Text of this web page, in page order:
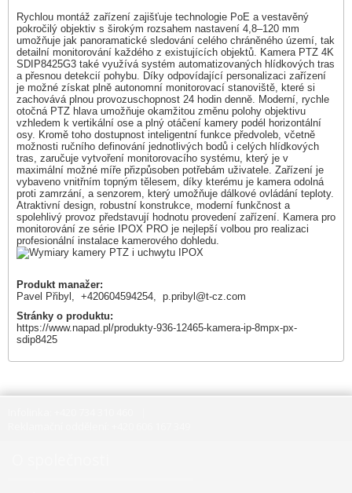
Rychlou montáž zařízení zajišťuje technologie PoE a vestavěný
pokročilý objektiv s širokým rozsahem nastavení 4,8–120 mm
umožňuje jak panoramatické sledování celého chráněného území, tak
detailní monitorování každého z existujících objektů. Kamera PTZ 4K
SDIP8425G3 také využívá systém automatizovaných hlídkových tras
a přesnou detekcií pohybu. Díky odpovídající personalizaci zařízení
je možné získat plně autonomní monitorovací stanoviště, které si
zachovává plnou provozuschopnost 24 hodin denně. Moderní, rychle
otočná PTZ hlava umožňuje okamžitou změnu polohy objektivu
vzhledem k vertikální ose a plný otáčení kamery podél horizontální
osy. Kromě toho dostupnost inteligentní funkce předvoleb, včetně
možnosti ručního definování jednotlivých bodů i celých hlídkových
tras, zaručuje vytvoření monitorovacího systému, který je v
maximální možné míře přizpůsoben potřebám uživatele. Zařízení je
vybaveno vnitřním topným tělesem, díky kterému je kamera odolná
proti zamrzání, a senzorem, který umožňuje dálkové ovládání teploty.
Atraktivní design, robustní konstrukce, moderní funkčnost a
spolehlivý provoz představují hodnotu provedení zařízení. Kamera pro
monitorování ze série IPOX PRO je nejlepší volbou pro realizaci
profesionální instalace kamerového dohledu.
Produkt manažer:
Pavel Přibyl, +420604594254, p.pribyl@t-cz.com
Stránky o produktu:
https://www.napad.pl/produkty-936-12465-kamera-ip-8mpx-px-
sdip8425